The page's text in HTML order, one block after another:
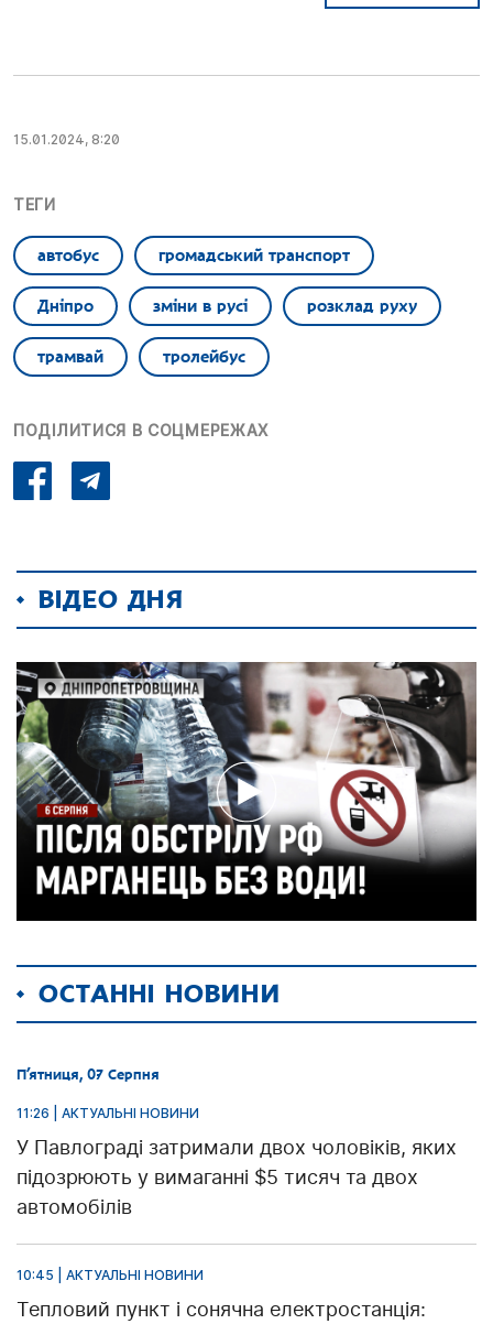
15.01.2024, 8:20
ТЕГИ
автобус громадський транспорт
Дніпро зміни в русі розклад руху
трамвай тролейбус
ПОДІЛИТИСЯ В СОЦМЕРЕЖАХ
ВІДЕО ДНЯ
ОСТАННІ НОВИНИ
П’ятниця, 07 Серпня
11:26 | АКТУАЛЬНІ НОВИНИ
У Павлограді затримали двох чоловіків, яких
підозрюють у вимаганні $5 тисяч та двох
автомобілів
10:45 | АКТУАЛЬНІ НОВИНИ
Тепловий пункт і сонячна електростанція: